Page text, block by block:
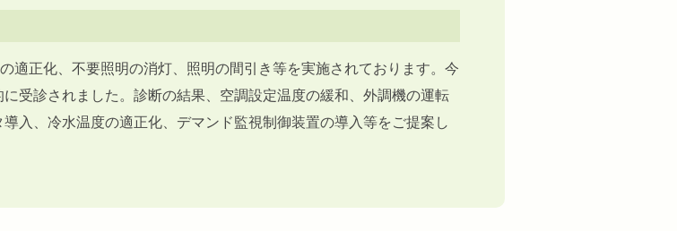
適正化、不要照明の消灯、照明の間引き等を実施されております。今
受診されました。診断の結果、空調設定温度の緩和、外調機の運転
入、冷水温度の適正化、デマンド監視制御装置の導入等をご提案し